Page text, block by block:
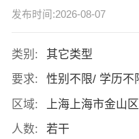
发布时间:2026-08-07
类别:
其它类型
要求:
性别不限/ 学历不
区域:
上海上海市金山区
人数:
若干